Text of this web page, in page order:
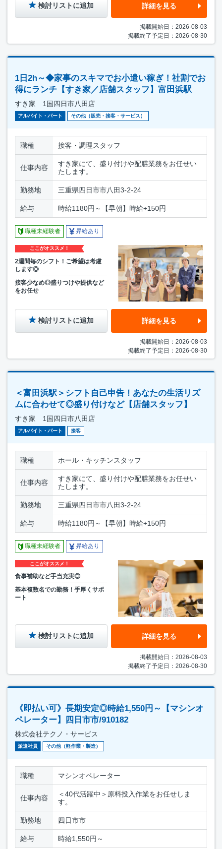
検討リストに追加 詳細を見る
掲載開始日：2026-08-03
掲載終了予定日：2026-08-30
1日2h～◆家事のスキマでお小遣い稼ぎ！社割でお
得にランチ【すき家／店舗スタッフ】富田浜駅
すき家 1国四日市八田店
アルバイト・パート その他（販売・接客・サービス）
職種 接客・調理スタッフ
仕事内容
すき家にて、盛り付けや配膳業務をお任せい
たします。
勤務地 三重県四日市市八田3-2-24
給与 時給1180円～【早朝】時給+150円
職種未経験者 昇給あり
ここがオススメ！
2週間毎のシフト！ご希望は考慮
します◎
接客少なめ◎盛りつけや提供など
をお任せ
検討リストに追加 詳細を見る
掲載開始日：2026-08-03
掲載終了予定日：2026-08-30
＜富田浜駅＞シフト自己申告！あなたの生活リズ
ムに合わせて◎盛り付けなど【店舗スタッフ】
すき家 1国四日市八田店
アルバイト・パート 接客
職種 ホール・キッチンスタッフ
仕事内容
すき家にて、盛り付けや配膳業務をお任せい
たします。
勤務地 三重県四日市市八田3-2-24
給与 時給1180円～【早朝】時給+150円
職種未経験者 昇給あり
ここがオススメ！
食事補助など手当充実◎
基本複数名での勤務！手厚くサポ
ート
検討リストに追加 詳細を見る
掲載開始日：2026-08-03
掲載終了予定日：2026-08-30
《即払い可》長期安定◎時給1,550円～【マシンオ
ペレーター】四日市市/910182
株式会社テクノ・サービス
派遣社員 その他（軽作業・製造）
職種 マシンオペレーター
仕事内容
＜40代活躍中＞原料投入作業をお任せしま
す。
勤務地 四日市市
給与 時給1,550円～